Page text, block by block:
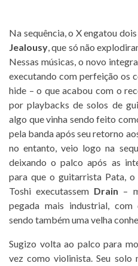
Na sequência, o X engatou
Jealousy, que só não
Nessas músicas, o novo
executando com perfeição os
hide – o que acabou com o
por playbacks de solos de
algo que vinha sendo feito
pela banda após seu retorno
no entanto, veio logo na
deixando o palco após as
para que o guitarrista Pata,
Toshi executassem Drain –
pegada mais industrial,
sendo também uma velha
Sugizo volta ao palco para
vez como violinista. Seu solo